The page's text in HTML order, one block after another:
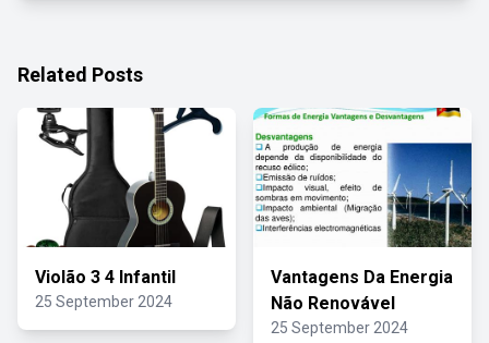
Related Posts
Violão 3 4 Infantil
25 September 2024
Vantagens Da Energia
Não Renovável
25 September 2024